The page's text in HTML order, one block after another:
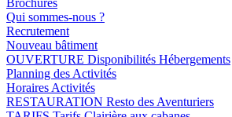
Brochures
Qui sommes-nous ?
Recrutement
Nouveau bâtiment
OUVERTURE Disponibilités Hébergements
Planning des Activités
Horaires Activités
RESTAURATION Resto des Aventuriers